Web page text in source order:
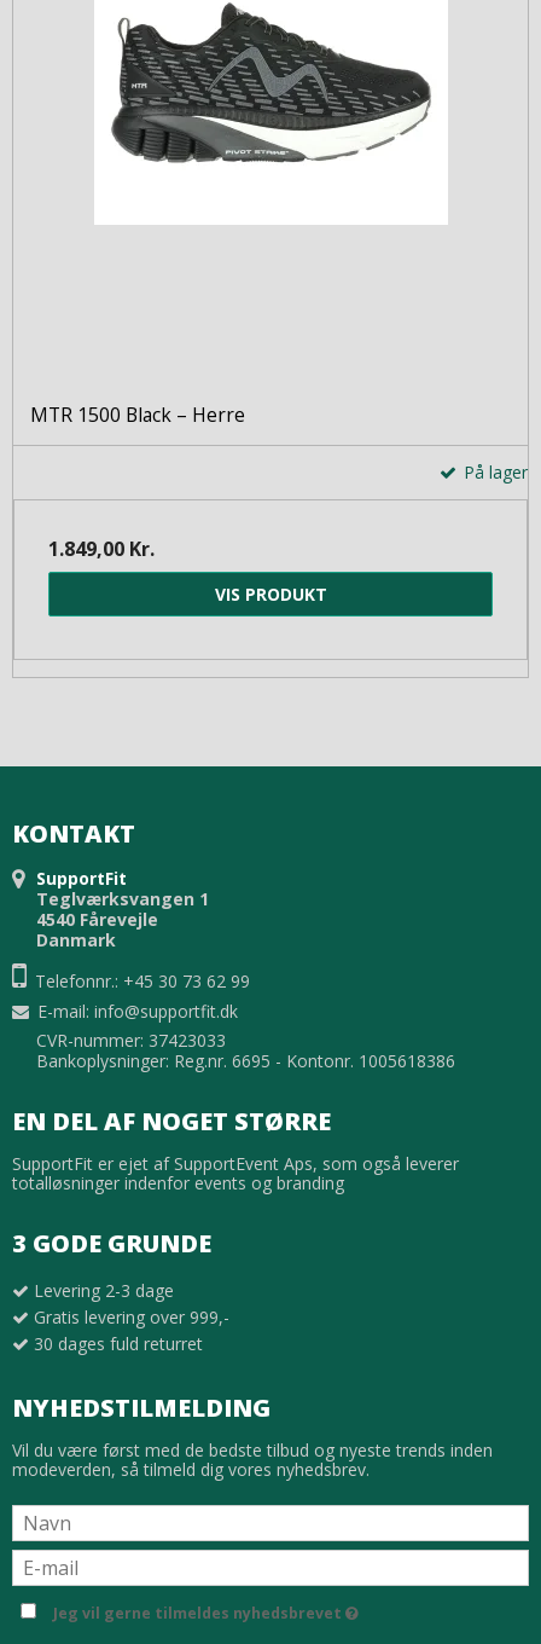
MTR 1500 Black – Herre
På lager
1.849,00 Kr.
VIS PRODUKT
KONTAKT
SupportFit
Teglværksvangen 1
4540 Fårevejle
Danmark
Telefonnr.: +45 30 73 62 99
E-mail: info@supportfit.dk
CVR-nummer: 37423033
Bankoplysninger: Reg.nr. 6695 - Kontonr. 1005618386
EN DEL AF NOGET STØRRE
SupportFit er ejet af SupportEvent Aps, som også leverer
totalløsninger indenfor events og branding
3 GODE GRUNDE
Levering 2-3 dage
Gratis levering over 999,-
30 dages fuld returret
NYHEDSTILMELDING
Vil du være først med de bedste tilbud og nyeste trends inden
modeverden, så tilmeld dig vores nyhedsbrev.
Jeg vil gerne tilmeldes nyhedsbrevet